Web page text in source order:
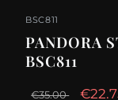
BSC811
PANDORA
BSC811
€35.00